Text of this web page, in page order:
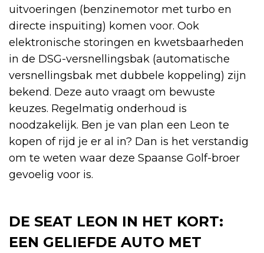
uitvoeringen (benzinemotor met turbo en
directe inspuiting) komen voor. Ook
elektronische storingen en kwetsbaarheden
in de DSG-versnellingsbak (automatische
versnellingsbak met dubbele koppeling) zijn
bekend. Deze auto vraagt om bewuste
keuzes. Regelmatig onderhoud is
noodzakelijk. Ben je van plan een Leon te
kopen of rijd je er al in? Dan is het verstandig
om te weten waar deze Spaanse Golf-broer
gevoelig voor is.
DE SEAT LEON IN HET KORT:
EEN GELIEFDE AUTO MET